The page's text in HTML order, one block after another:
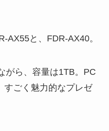
AX55と、FDR-AX40。
がら、容量は1TB。PC
すごく魅力的なプレゼ